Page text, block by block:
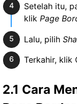
Setelah itu,
klik Page
Lalu, pilih
Terkahir, klik
2.1 Cara